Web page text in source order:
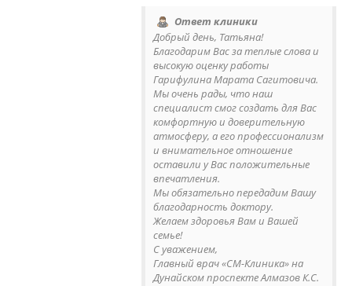
Ответ клиники
Добрый день, Татьяна!
Благодарим Вас за теплые слова и
высокую оценку работы
Гарифулина Марата Сагитовича.
Мы очень рады, что наш
специалист смог создать для Вас
комфортную и доверительную
атмосферу, а его профессионализм
и внимательное отношение
оставили у Вас положительные
впечатления.
Мы обязательно передадим Вашу
благодарность доктору.
Желаем здоровья Вам и Вашей
семье!
С уважением,
Главный врач «СМ-Клиника» на
Дунайском проспекте Алмазов К.С.